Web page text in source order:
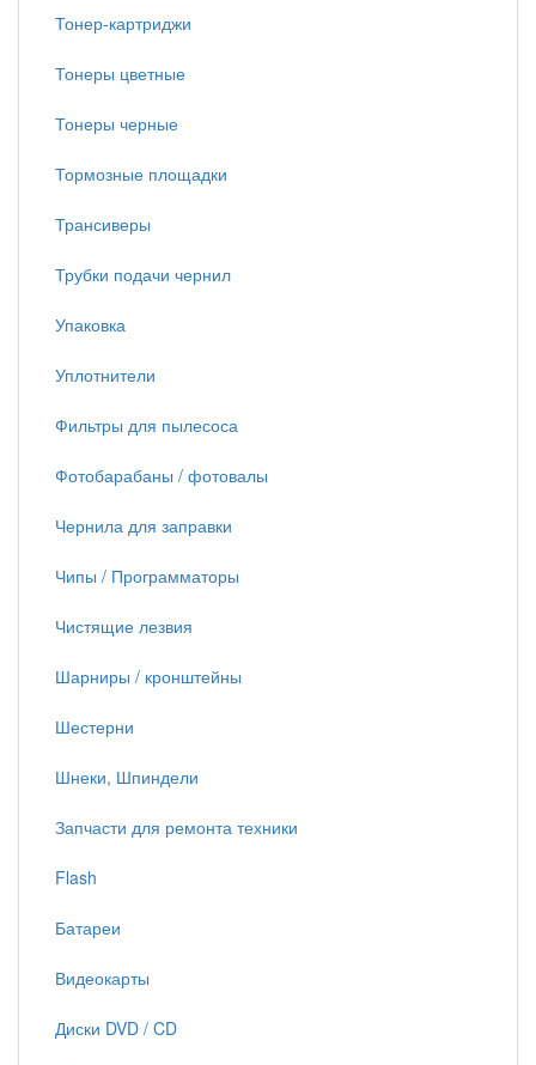
Тонер-картриджи
Тонеры цветные
Тонеры черные
Тормозные площадки
Трансиверы
Трубки подачи чернил
Упаковка
Уплотнители
Фильтры для пылесоса
Фотобарабаны / фотовалы
Чернила для заправки
Чипы / Программаторы
Чистящие лезвия
Шарниры / кронштейны
Шестерни
Шнеки, Шпиндели
Запчасти для ремонта техники
Flash
Батареи
Видеокарты
Диски DVD / CD